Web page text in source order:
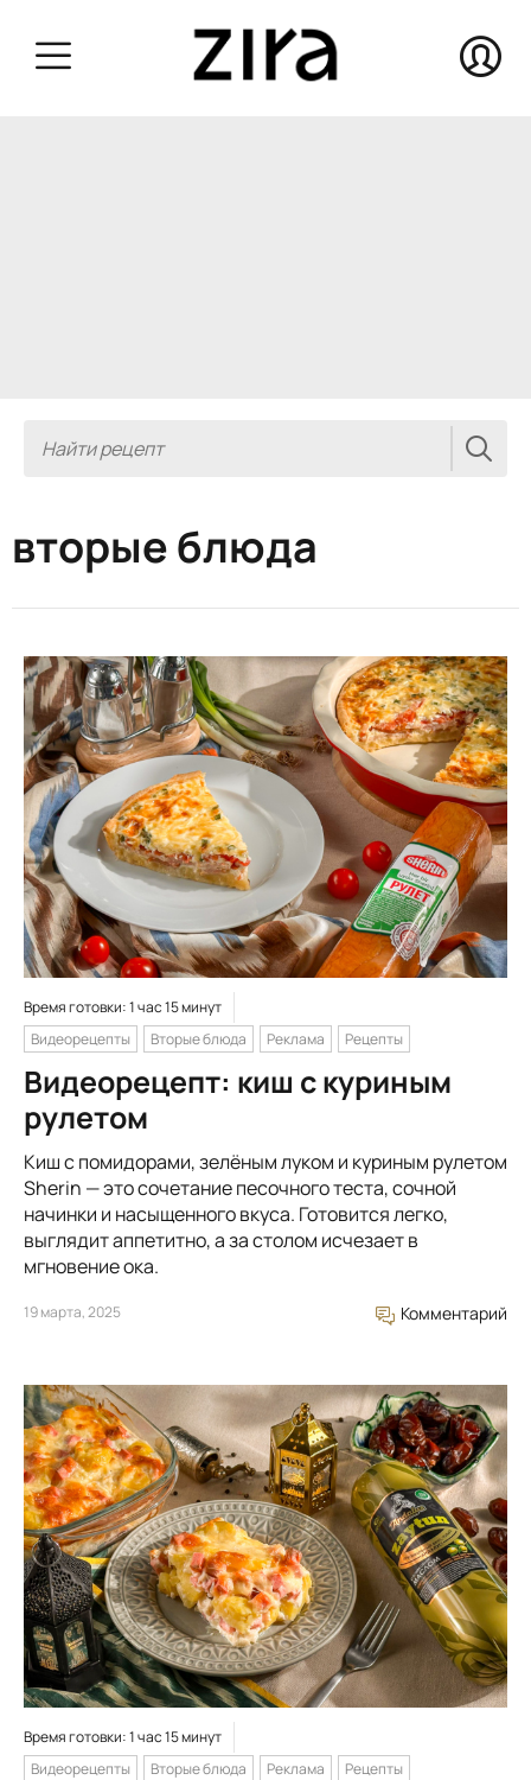
вторые блюда
Время готовки: 1 час 15 минут
Видеорецепты
Вторые блюда Реклама Рецепты
Видеорецепт: киш с куриным
рулетом
Киш с помидорами, зелёным луком и куриным рулетом
Sherin — это сочетание песочного теста, сочной
начинки и насыщенного вкуса. Готовится легко,
выглядит аппетитно, а за столом исчезает в
мгновение ока.
19 марта, 2025 Комментарий
Время готовки: 1 час 15 минут
Видеорецепты
Вторые блюда Реклама Рецепты